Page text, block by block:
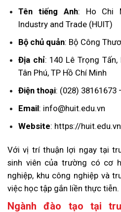
Tên tiếng Anh: Ho Chi
Industry and Trade (HUIT)
Bộ chủ quản: Bộ Công
Địa chỉ: 140 Lê Trọng Tấn,
Tân Phú, TP Hồ Chí Minh
Điện thoại: (028) 38161673
Email: info@huit.edu.vn
Website: https://huit.edu.vn
Với vị trí thuận lợi ngay tại
sinh viên của trường có cơ
nghiệp, khu công nghiệp và
việc học tập gắn liền thực tiễn.
Ngành đào tạo tại